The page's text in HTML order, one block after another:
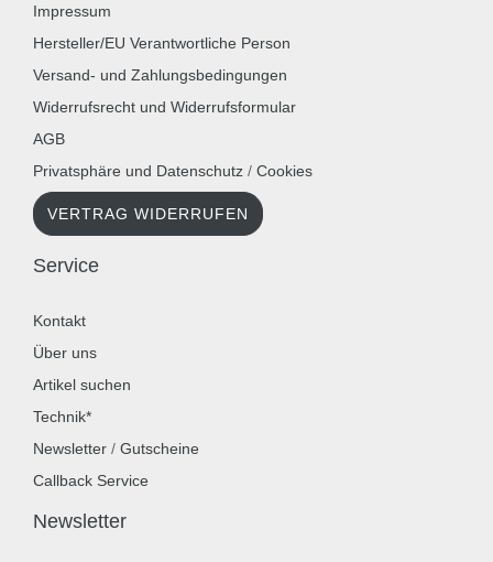
Impressum
Hersteller/EU Verantwortliche Person
Versand- und Zahlungsbedingungen
Widerrufsrecht und Widerrufsformular
AGB
Privatsphäre und Datenschutz / Cookies
VERTRAG WIDERRUFEN
Service
Kontakt
Über uns
Artikel suchen
Technik*
Newsletter / Gutscheine
Callback Service
Newsletter